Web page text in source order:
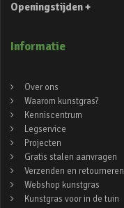
Openingstijden +
Informatie
Over ons
Waarom kunstgras?
Kenniscentrum
Legservice
Projecten
Gratis stalen aanvragen
Verzenden en retourneren
Webshop kunstgras
Kunstgras voor in de tuin